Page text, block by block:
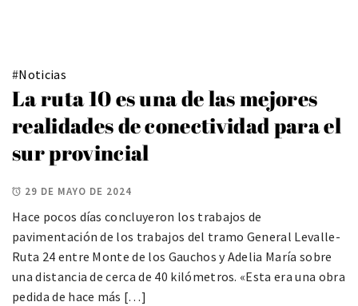
#Noticias
La ruta 10 es una de las mejores
realidades de conectividad para el
sur provincial
29 DE MAYO DE 2024
Hace pocos días concluyeron los trabajos de
pavimentación de los trabajos del tramo General Levalle-
Ruta 24 entre Monte de los Gauchos y Adelia María sobre
una distancia de cerca de 40 kilómetros. «Esta era una obra
pedida de hace más […]